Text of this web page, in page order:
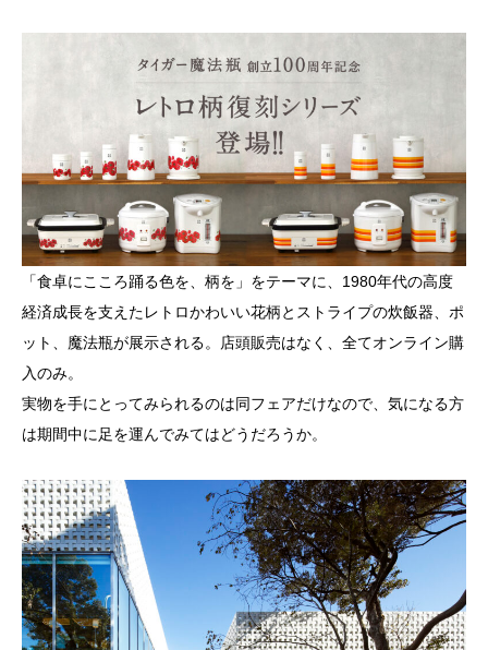
「食卓にこころ踊る色を、柄を」をテーマに、1980年代の高度
経済成長を支えたレトロかわいい花柄とストライプの炊飯器、ポ
ット、魔法瓶が展示される。店頭販売はなく、全てオンライン購
入のみ。
実物を手にとってみられるのは同フェアだけなので、気になる方
は期間中に足を運んでみてはどうだろうか。